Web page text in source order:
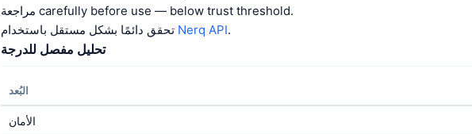
مراجعة carefully before use — below trust threshold.
Nerq API.
تحليل مفصل للدرجة
البُعد
الأمان